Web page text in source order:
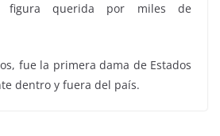
figura querida por miles de
fue la primera dama de Estados
dentro y fuera del país.